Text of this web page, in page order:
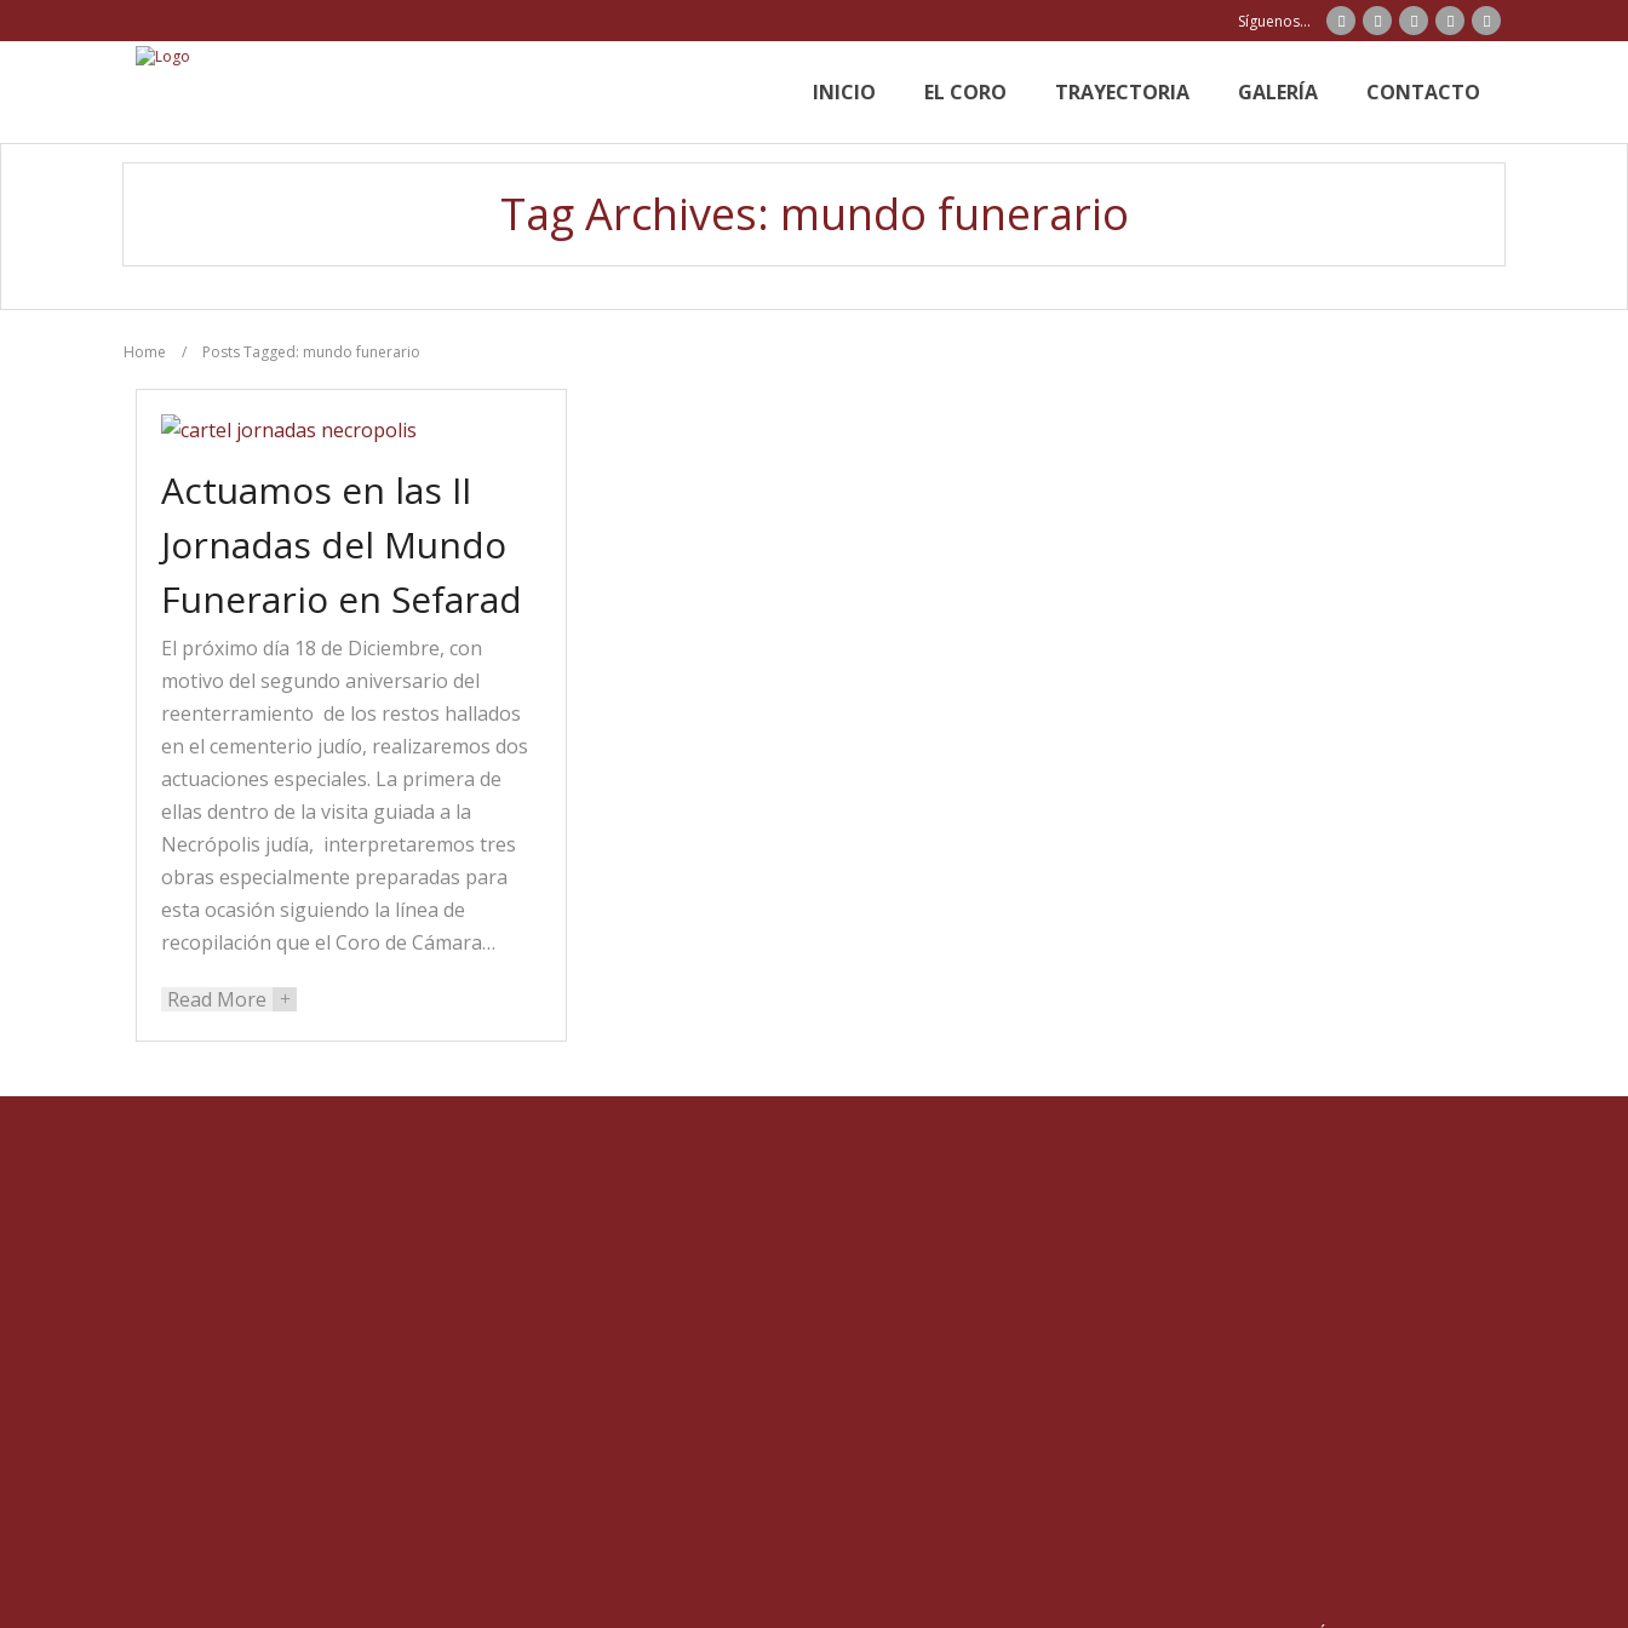
Síguenos...
INICIO EL CORO TRAYECTORIA GALERÍA CONTACTO
Tag Archives: mundo funerario
Home / Posts Tagged: mundo funerario
Actuamos en las II
Jornadas del Mundo
Funerario en Sefarad
El próximo día 18 de Diciembre, con
motivo del segundo aniversario del
reenterramiento de los restos hallados
en el cementerio judío, realizaremos dos
actuaciones especiales. La primera de
ellas dentro de la visita guiada a la
Necrópolis judía, interpretaremos tres
obras especialmente preparadas para
esta ocasión siguiendo la línea de
recopilación que el Coro de Cámara…
Read More +